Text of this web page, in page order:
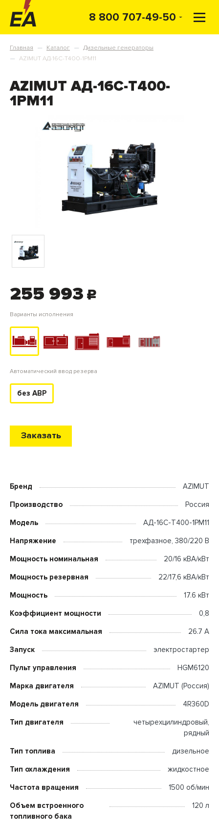
8 800 707-49-50
Главная — Каталог — Дизельные генераторы
— AZIMUT АД-16С-Т400-1РМ11
AZIMUT АД-16С-Т400-
1РМ11
255 993 c
Варианты исполнения
Автоматический ввод резерва
без АВР
Заказать
Бренд AZIMUT
Производство Россия
Модель АД-16С-Т400-1РМ11
Напряжение трехфазное, 380/220 В
Мощность номинальная 20/16 кВА/кВт
Мощность резервная 22/17,6 кВА/кВт
Мощность 17.6 кВт
Коэффициент мощности 0,8
Сила тока максимальная 26.7 А
Запуск электростартер
Пульт управления HGM6120
Марка двигателя AZIMUT (Россия)
Модель двигателя 4R360D
Тип двигателя
четырехцилиндровый,
рядный
Тип топлива дизельное
Тип охлаждения жидкостное
Частота вращения 1500 об/мин
Объем встроенного
топливного бака
120 л